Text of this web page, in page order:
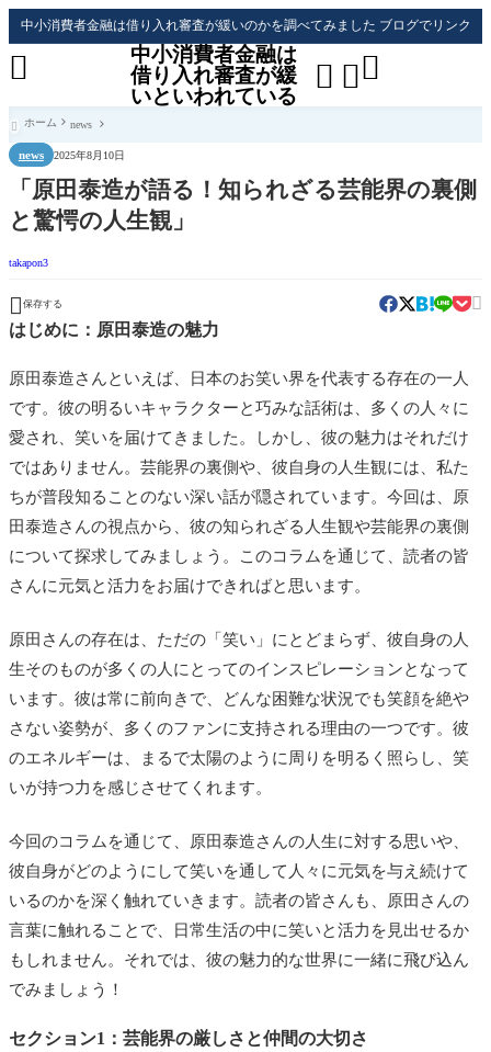
中小消費者金融は借り入れ審査が緩いのかを調べてみました ブログでリンク
中小消費者金融は
借り入れ審査が緩
いといわれている
 

 ホーム news
news 2025年8月10日
「原田泰造が語る！知られざる芸能界の裏側
と驚愕の人生観」
takapon3
 保存する 
はじめに：原田泰造の魅力
原田泰造さんといえば、日本のお笑い界を代表する存在の一人
です。彼の明るいキャラクターと巧みな話術は、多くの人々に
愛され、笑いを届けてきました。しかし、彼の魅力はそれだけ
ではありません。芸能界の裏側や、彼自身の人生観には、私た
ちが普段知ることのない深い話が隠されています。今回は、原
田泰造さんの視点から、彼の知られざる人生観や芸能界の裏側
について探求してみましょう。このコラムを通じて、読者の皆
さんに元気と活力をお届けできればと思います。
原田さんの存在は、ただの「笑い」にとどまらず、彼自身の人
生そのものが多くの人にとってのインスピレーションとなって
います。彼は常に前向きで、どんな困難な状況でも笑顔を絶や
さない姿勢が、多くのファンに支持される理由の一つです。彼
のエネルギーは、まるで太陽のように周りを明るく照らし、笑
いが持つ力を感じさせてくれます。
今回のコラムを通じて、原田泰造さんの人生に対する思いや、
彼自身がどのようにして笑いを通して人々に元気を与え続けて
いるのかを深く触れていきます。読者の皆さんも、原田さんの
言葉に触れることで、日常生活の中に笑いと活力を見出せるか
もしれません。それでは、彼の魅力的な世界に一緒に飛び込ん
でみましょう！
セクション1：芸能界の厳しさと仲間の大切さ